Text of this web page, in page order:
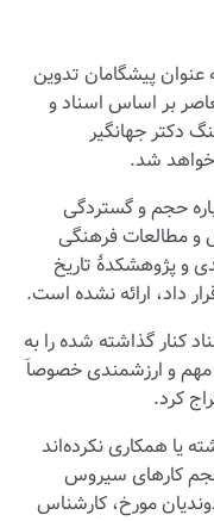
پیشگامان تدوین
بر اساس اسناد و
دکتر جهانگیر
خواهد شد.
حجم و گستردگی
و مطالعات فرهنگی
و پژوهشکدۀ تاریخ
داد، ارائه نشده است.
کنار گذاشته شده را به
مهم و ارزشمندی خصوصاَ
کرد.
یا همکاری نکرده‌اند
کارهای سیروس
مورخ، کارشناس